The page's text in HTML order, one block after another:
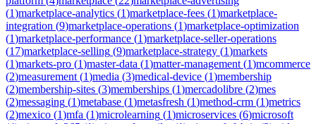
(1)marketplace-analytics (1)marketplace-fees (1)marketplace-
integration (9)marketplace-operations (1)marketplace-optimization
(1)marketplace-performance (1)marketplace-seller-operations
(17)marketplace-selling (9)marketplace-strategy (1)markets
(1)markets-pro (1)master-data (1)matter-management (1)mcommerce
(2)measurement (1)media (3)medical-device (1)membership
(2)membership-sites (3)memberships (1)mercadolibre (2)mes
(2)messaging (1)metabase (1)metasfresh (1)method-crm (1)metrics
(2)mexico (1)mfa (1)microlearning (1)microservices (6)microsoft